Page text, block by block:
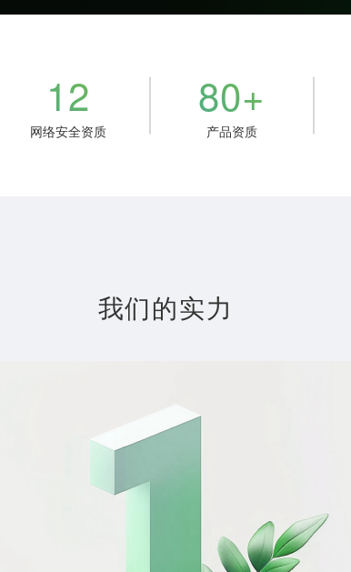
12
网络安全资质
80+
产品资质
我们的实力